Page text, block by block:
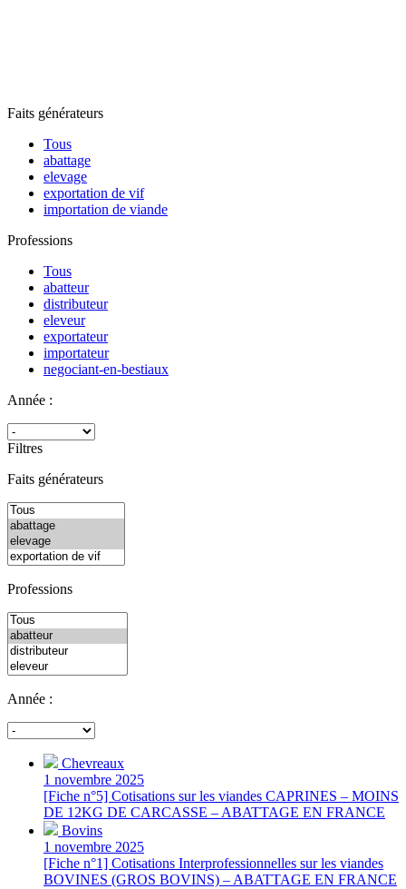
Faits générateurs
Tous
abattage
elevage
exportation de vif
importation de viande
Professions
Tous
abatteur
distributeur
eleveur
exportateur
importateur
negociant-en-bestiaux
Année :
Filtres
Faits générateurs
Professions
Année :
Chevreaux
1 novembre 2025
[Fiche n°5] Cotisations sur les viandes CAPRINES – MOINS
DE 12KG DE CARCASSE – ABATTAGE EN FRANCE
Bovins
1 novembre 2025
[Fiche n°1] Cotisations Interprofessionnelles sur les viandes
BOVINES (GROS BOVINS) – ABATTAGE EN FRANCE